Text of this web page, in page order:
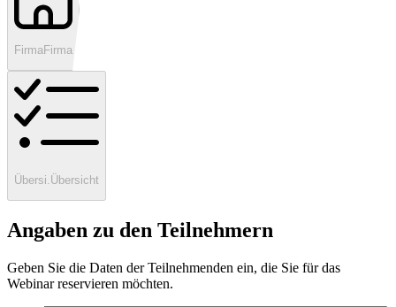
Firma Firma
Übersi. Übersicht
Angaben zu den Teilnehmern
Geben Sie die Daten der Teilnehmenden ein, die Sie für das
Webinar reservieren möchten.